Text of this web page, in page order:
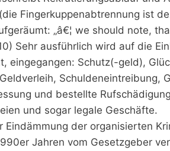
Fingerkuppenabtrennung ist
„â€¦ we should note,
Sehr ausführlich wird auf die
eingegangen: Schutz(-geld),
Schuldeneintreibung,
und bestellte
und sogar legale Geschäfte.
Eindämmung der organisierten
Jahren vom Gesetzgeber